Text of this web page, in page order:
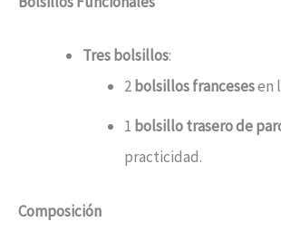
Tres bolsillos:
2 bolsillos francesesen
1 bolsillo trasero de
practicidad.
Composición